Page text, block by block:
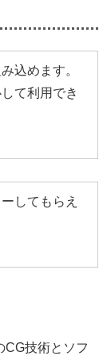
込めます。
て利用でき
してもらえ
CG技術とソフ